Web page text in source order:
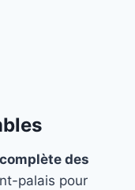
des
palais pour